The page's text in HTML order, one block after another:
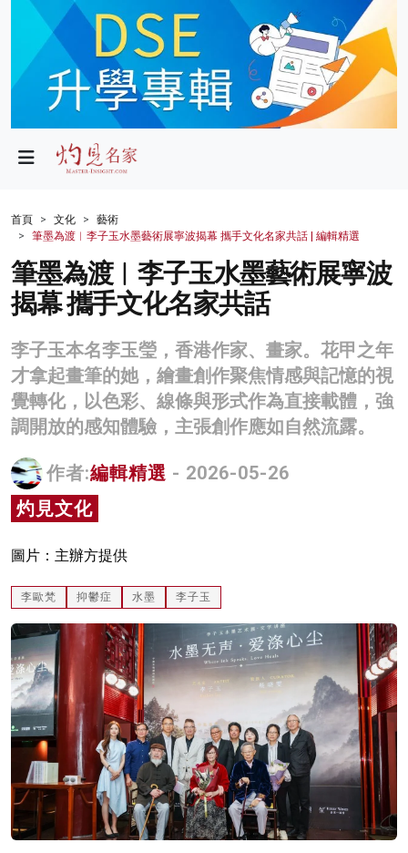
政局
財經
生活
健康
商業
科技
影片
名家榜
灼見活動
關於我們
首頁 文化
藝術
筆墨為渡︱李子玉水墨藝術展寧波揭幕 攜手文化名家共話 | 編輯精選
筆墨為渡︱李子玉水墨藝術展寧波
揭幕 攜手文化名家共話
李子玉本名李玉瑩，香港作家、畫家。花甲之年
才拿起畫筆的她，繪畫創作聚焦情感與記憶的視
覺轉化，以色彩、線條與形式作為直接載體，強
調開放的感知體驗，主張創作應如自然流露。
作者:編輯精選 - 2026-05-26
灼見文化
圖片：主辦方提供
李歐梵 抑鬱症 水墨 李子玉